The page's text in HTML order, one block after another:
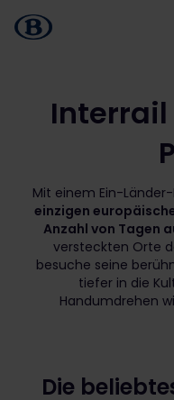
Mit einem Ein-
einzigen
Anzahl von Tagen
versteckten Orte
besuche seine
tiefer in die
Handumdrehen
Die